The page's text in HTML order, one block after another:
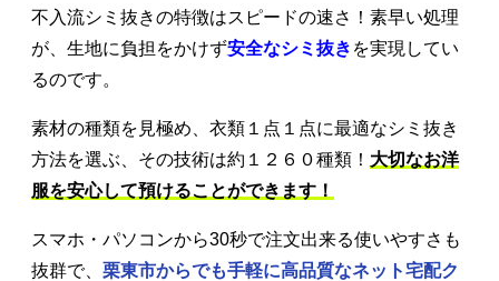
不入流シミ抜きの特徴はスピードの速さ！素早い処理
が、生地に負担をかけず安全なシミ抜き を実現してい
るのです。
素材の種類を見極め、衣類１点１点に最適なシミ抜き
方法を選ぶ、その技術は約１２６０種類！ 大切なお洋
服を安心して預けることができます！
スマホ・パソコンから30秒で注文出来る使いやすさも
抜群で、 栗東市からでも手軽に高品質なネット宅配ク